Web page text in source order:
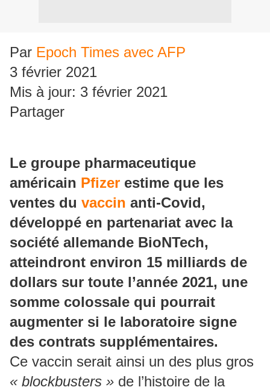
Par Epoch Times avec AFP
3 février 2021
Mis à jour: 3 février 2021
Partager
Le groupe pharmaceutique
américain Pfizer estime que les
ventes du vaccin anti-Covid,
développé en partenariat avec la
société allemande BioNTech,
atteindront environ 15 milliards de
dollars sur toute l’année 2021, une
somme colossale qui pourrait
augmenter si le laboratoire signe
des contrats supplémentaires.
Ce vaccin serait ainsi un des plus gros
« blockbusters » de l’histoire de la